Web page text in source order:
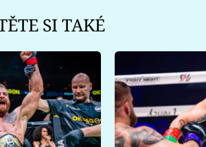
SI TAKÉ